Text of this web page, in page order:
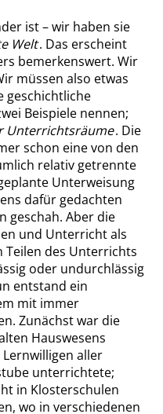
ist – wir haben sie
Welt. Das erscheint
bemerkenswert. Wir
müssen also etwas
geschichtliche
Beispiele nennen;
Unterrichtsräume. Die
schon eine von den
relativ getrennte
Unterweisung
dafür gedachten
geschah. Aber die
und Unterricht als
Teilen des Unterrichts
oder undurchlässig
entstand ein
mit immer
Zunächst war die
Hauswesens
aller
unterrichtete;
in Klosterschulen
wo in verschiedenen